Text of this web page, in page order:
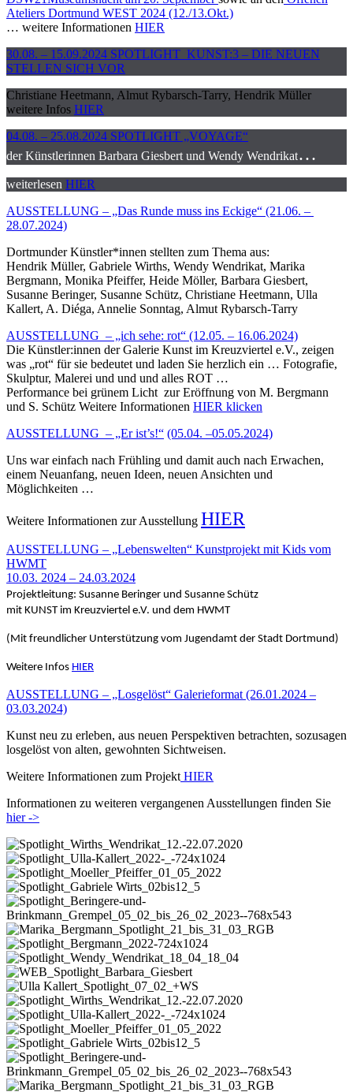
Ateliers Dortmund WEST 2024 (12./13.Okt.)
… weitere Informationen HIER
30.08. – 15.09.2024 SPOTLIGHT KUNST:3 – DIE NEUEN
STELLEN SICH VOR
Christiane Heetmann, Almut Rybarsch-Tarry, Hendrik Müller
weitere Infos HIER
04.08. – 25.08.2024 SPOTLIGHT „VOYAGE“
der Künstlerinnen Barbara Giesbert und Wendy Wendrikat…
weiterlesen HIER
AUSSTELLUNG – „Das Runde muss ins Eckige“ (21.06. –
28.07.2024)
Dortmunder Künstler*innen stellten zum Thema aus:
Hendrik Müller, Gabriele Wirths, Wendy Wendrikat, Marika
Bergmann, Monika Pfeiffer, Heide Möller, Barbara Giesbert,
Susanne Beringer, Susanne Schütz, Christiane Heetmann, Ulla
Kallert, A. Diéga, Annelie Sonntag, Almut Rybarsch-Tarry
AUSSTELLUNG – „ich sehe: rot“ (12.05. – 16.06.2024)
Die Künstler:innen der Galerie Kunst im Kreuzviertel e.V., zeigen
was „rot“ für sie bedeutet und laden Sie herzlich ein … Fotografie,
Skulptur, Malerei und und und alles ROT …
Performance bei grünem Licht zur Eröffnung von M. Bergmann
und S. Schütz Weitere Informationen HIER klicken
AUSSTELLUNG – „Er ist’s!“ (05.04. –05.05.2024)
Uns war einfach nach Frühling und damit auch nach Erwachen,
einem Neuanfang, neuen Ideen, neuen Ansichten und
Möglichkeiten …
Weitere Informationen zur Ausstellung HIER
AUSSTELLUNG – „Lebenswelten“ Kunstprojekt mit Kids vom
HWMT
10.03. 2024 – 24.03.2024
Projektleitung: Susanne Beringer und Susanne Schütz
mit KUNST im Kreuzviertel e.V. und dem HWMT
(Mit freundlicher Unterstützung vom Jugendamt der Stadt Dortmund)
Weitere Infos HIER
AUSSTELLUNG – „Losgelöst“ Galerieformat (26.01.2024 –
03.03.2024)
Kunst neu zu erleben, aus neuen Perspektiven betrachten, sozusagen
losgelöst von alten, gewohnten Sichtweisen.
Weitere Informationen zum Projekt HIER
Informationen zu weiteren vergangenen Ausstellungen finden Sie
hier ->